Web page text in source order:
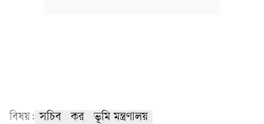
বিষয়: সচিব কর ভূমি মন্ত্রণালয়